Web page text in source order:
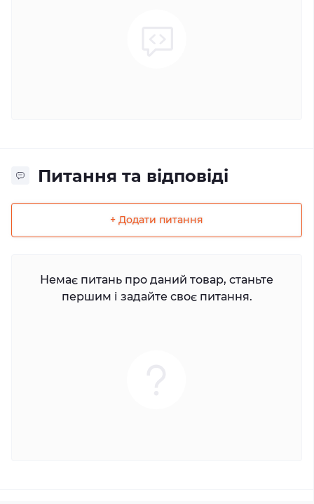
Питання та відповіді
+ Додати питання
Немає питань про даний товар, станьте
першим і задайте своє питання.